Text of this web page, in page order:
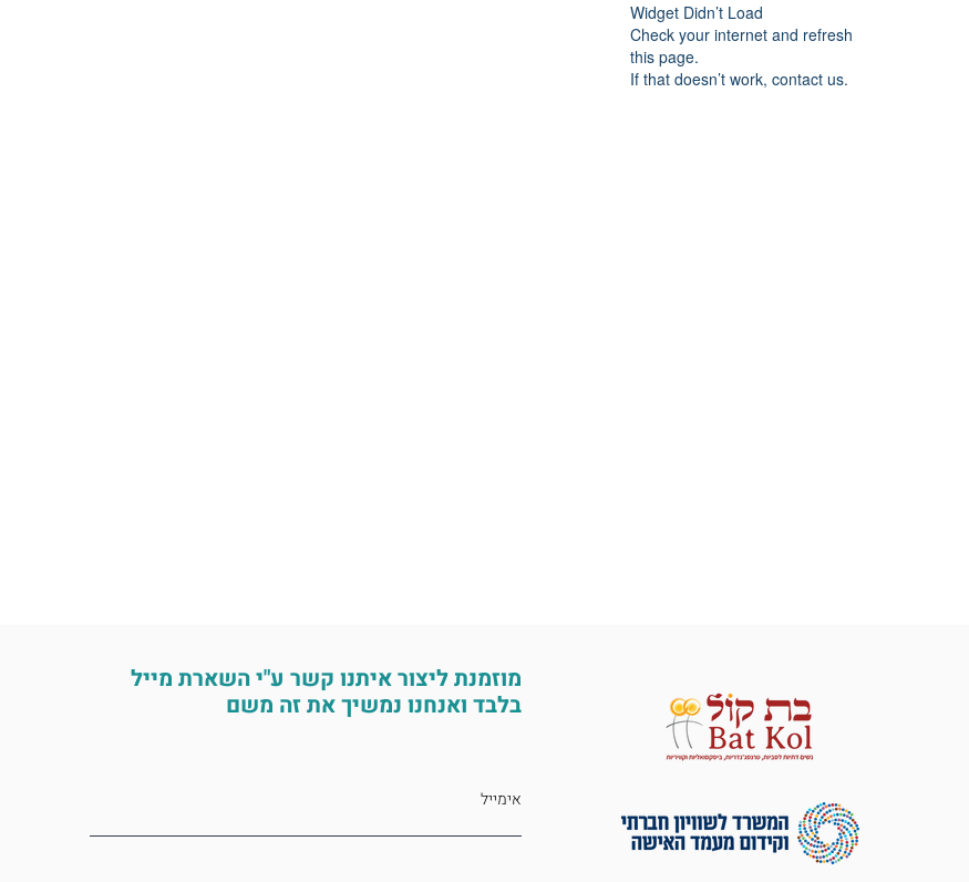
Widget Didn’t Load
Check your internet and refresh
this page.
If that doesn’t work, contact us.
מוזמנת ליצור איתנו קשר ע"י השארת מייל
בלבד ואנחנו נמשיך את זה משם